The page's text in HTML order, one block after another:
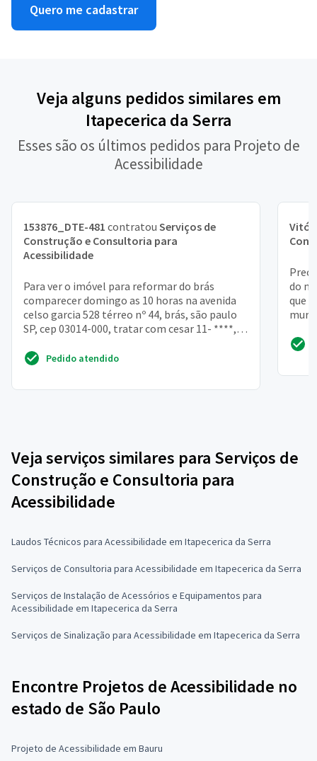
Quero me cadastrar
Veja alguns pedidos similares em
Itapecerica da Serra
Esses são os últimos pedidos para Projeto de
Acessibilidade
153876_DTE-481 contratou Serviços de
Construção e Consultoria para
Acessibilidade
Para ver o imóvel para reformar do brás
comparecer domingo as 10 horas na avenida
celso garcia 528 térreo nº 44, brás, são paulo
SP, cep 03014-000, tratar com cesar 11- ****,
Pedido atendido
do
que
Veja serviços similares para Serviços de
Construção e Consultoria para
Acessibilidade
Laudos Técnicos para Acessibilidade em Itapecerica da Serra
Serviços de Consultoria para Acessibilidade em Itapecerica da Serra
Serviços de Instalação de Acessórios e Equipamentos para
Acessibilidade em Itapecerica da Serra
Serviços de Sinalização para Acessibilidade em Itapecerica da Serra
Encontre Projetos de Acessibilidade no
estado de São Paulo
Projeto de Acessibilidade em Bauru